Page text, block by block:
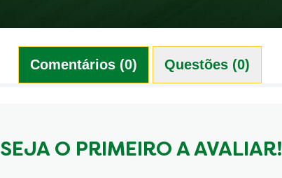
Comentários (0) Questões (0)
SEJA O PRIMEIRO A AVALIAR!